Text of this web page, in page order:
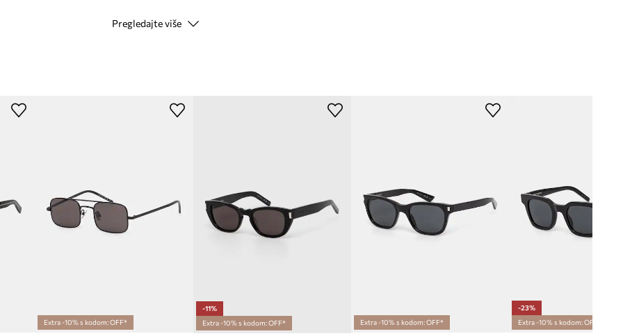
Kod proizvođača
Modna marka Saint Laurent
Pregledajte više
Extra -10% s kodom: OFF*
-11%
Extra -10% s kodom: OFF*
Extra -10% s kodom: OFF*
-23%
Extra -10% s kodom: OFF*